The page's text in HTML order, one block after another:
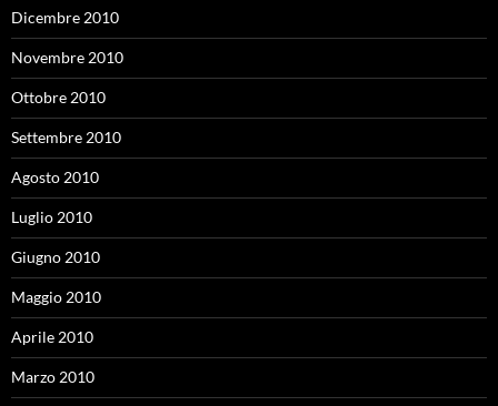
Dicembre 2010
Novembre 2010
Ottobre 2010
Settembre 2010
Agosto 2010
Luglio 2010
Giugno 2010
Maggio 2010
Aprile 2010
Marzo 2010